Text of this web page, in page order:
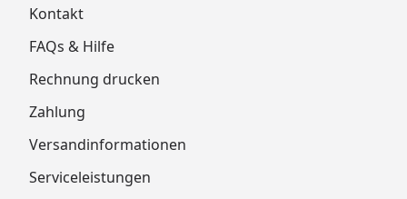
Kontakt
FAQs & Hilfe
Rechnung drucken
Zahlung
Versandinformationen
Serviceleistungen